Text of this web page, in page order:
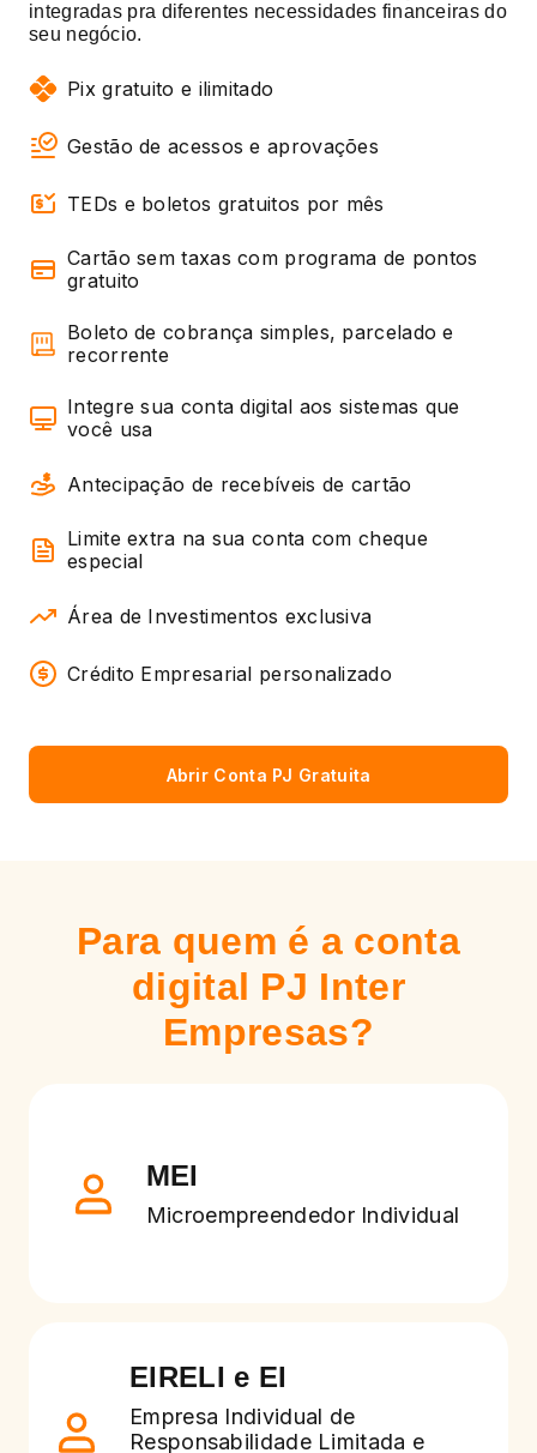
integradas pra diferentes necessidades financeiras do
seu negócio.
Pix gratuito e ilimitado
Gestão de acessos e aprovações
TEDs e boletos gratuitos por mês
Cartão sem taxas com programa de pontos
gratuito
Boleto de cobrança simples, parcelado e
recorrente
Integre sua conta digital aos sistemas que
você usa
Antecipação de recebíveis de cartão
Limite extra na sua conta com cheque
especial
Área de Investimentos exclusiva
Crédito Empresarial personalizado
Abrir Conta PJ Gratuita
Para quem é a conta
digital PJ Inter
Empresas?
MEI
Microempreendedor Individual
EIRELI e EI
Empresa Individual de
Responsabilidade Limitada e